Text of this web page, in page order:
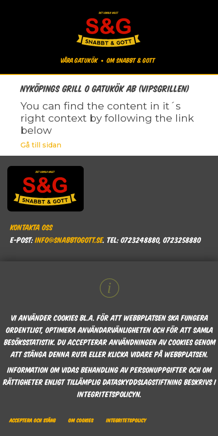
Våra gatukök Om Snabbt & Gott
Nyköpings grill o gatukök AB (Vipsgrillen)
You can find the content in it´s
right context by following the link
below
Gå till sidan
Kontakta oss
E-post:info@snabbtogott.se. Tel: 0723248880, 0723258880
Vi använder cookies bl.a. för att webbplatsen ska fungera
ordentligt, optimera användarvänligheten och för att samla
besöksstatistik. Du accepterar användningen av cookies genom
att stänga denna ruta eller klicka vidare på webbplatsen.
Information om Vidas behandling av personuppgifter och om
rättigheter enligt tillämplig dataskyddslagstiftning beskrivs i
integritetspolicyn.
Acceptera och stäng Om cookies Integritetspolicy